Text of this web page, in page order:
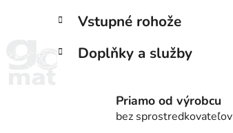
Vstupné rohože
Doplňky a služby
Priamo od výrobcu
bez sprostredkovateľov